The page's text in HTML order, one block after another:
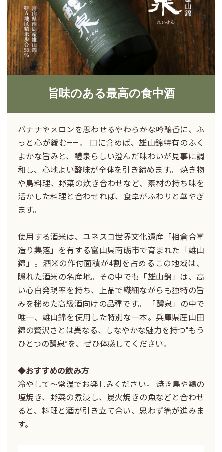
旨味のある最高の食中酒
バナナやメロンを思わせるやわらかな吟醸香に、ふ
っと心が緩む——。 口に含めば、雄山錦特有のふく
よかな旨みと、醴泉らしい澄んだ味わいが見事に調
和し、心地よい酸味が全体を引き締めます。 焼き物
や鳥料理、野菜の炊き合わせなど、素材の持ち味を
活かした料理と合わせれば、食卓がふわりと華やぎ
ます。
使用する酒米は、ユネスコ世界文化遺産「相倉合掌
造り集落」を有する富山県南砺市で育まれた「雄山
錦」。酒米の作付面積が4割を占めるこの地域は、
隠れた酒米の名産地。その中でも「雄山錦」は、高
い心白発現率を持ち、上品で繊細ながらも独特の旨
みを秘めた高級酒向けの品種です。 「醴泉」の中で
唯一、雄山錦を使用した特別な一本。兵庫県産山田
錦の贅沢さとは異なる、しなやかな魅力を持つ“もう
ひとつの醴泉”を、ぜひ体感してください。
◆おすすめの飲み方
冷やして〜常温でお楽しみください。 焼き鳥や鶏の
塩焼き、野菜の煮浸し、炭火焼きの魚などと合わせ
ると、料理と酒が引き立て合い、思わず箸が進みま
す。